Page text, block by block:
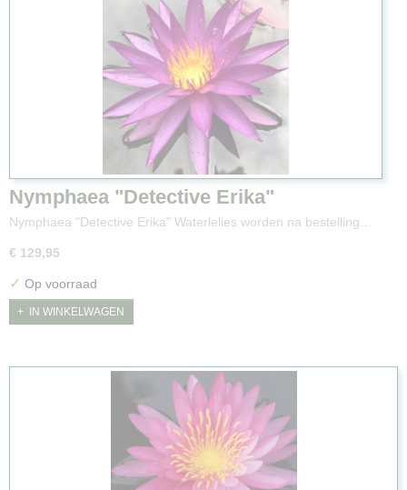
Nymphaea "Detective Erika"
Nymphaea "Detective Erika" Waterlelies worden na bestelling…
€ 129,95
✓ Op voorraad
IN WINKELWAGEN